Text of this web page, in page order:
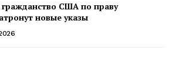
США по праву
новые указы